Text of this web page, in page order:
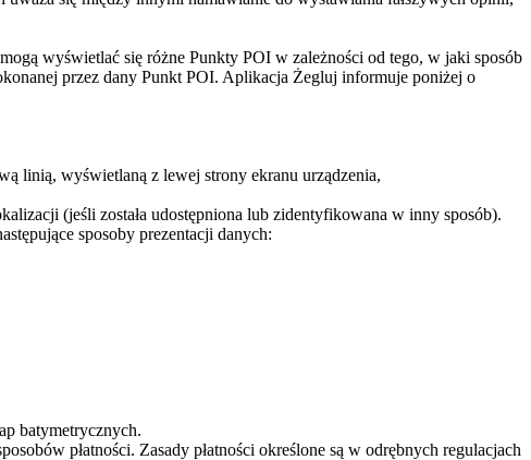
wyświetlać się różne Punkty POI w zależności od tego, w jaki sposób
przez dany Punkt POI. Aplikacja Żegluj informuje poniżej o
linią, wyświetlaną z lewej strony ekranu urządzenia,
(jeśli została udostępniona lub zidentyfikowana w inny sposób).
sposoby prezentacji danych:
batymetrycznych.
płatności. Zasady płatności określone są w odrębnych regulacjach